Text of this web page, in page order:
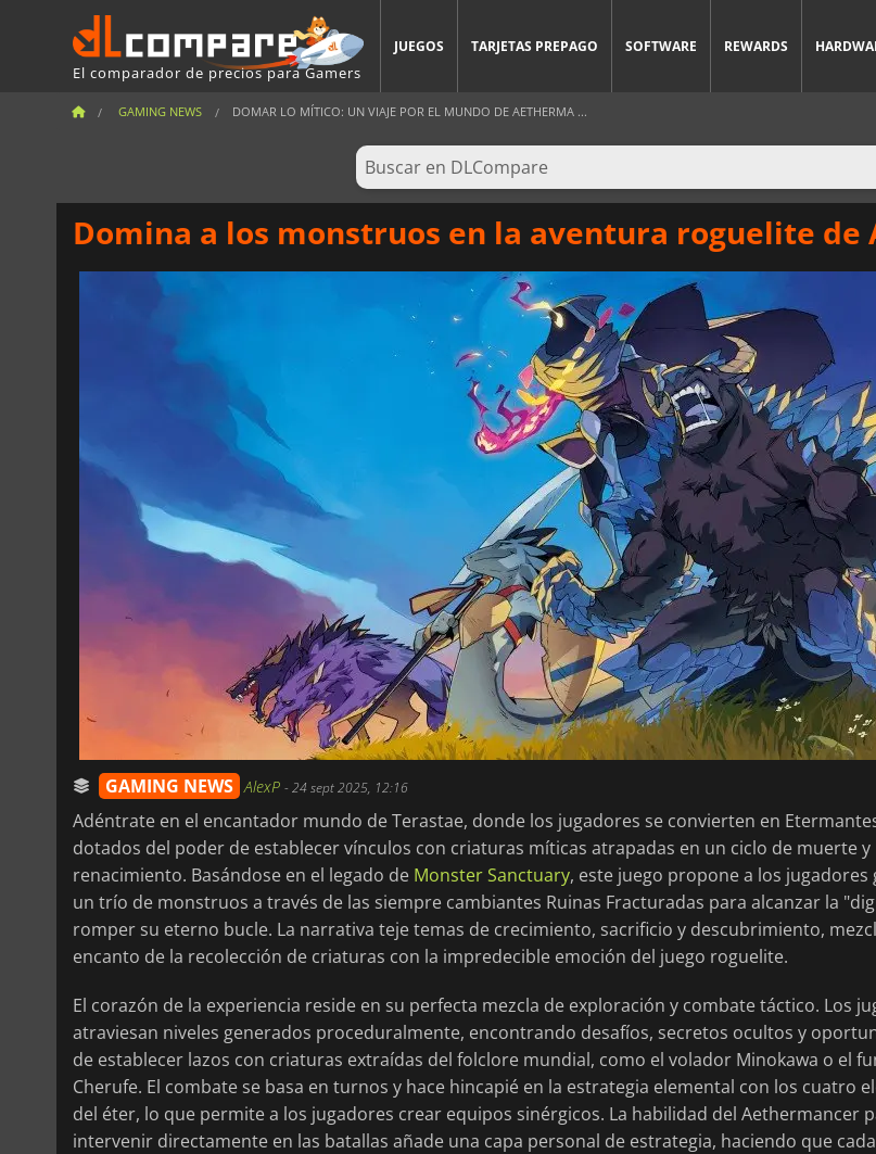
El comparador de precios para Gamers
JUEGOS TARJETAS PREPAGO SOFTWARE REWARDS
GAMING NEWS DOMAR LO MÍTICO: UN VIAJE POR EL MUNDO DE AETHERMA ...
Domina a los monstruos en la aventura roguelite de
GAMING NEWS AlexP -24 sept 2025, 12:16
Adéntrate en el encantador mundo de Terastae, donde los jugadores se convierten en
dotados del poder de establecer vínculos con criaturas míticas atrapadas en un ciclo de muerte y
renacimiento. Basándose en el legado de Monster Sanctuary, este juego propone a los jugadores
un trío de monstruos a través de las siempre cambiantes Ruinas Fracturadas para alcanzar la
romper su eterno bucle. La narrativa teje temas de crecimiento, sacrificio y descubrimiento,
encanto de la recolección de criaturas con la impredecible emoción del juego roguelite.
El corazón de la experiencia reside en su perfecta mezcla de exploración y combate táctico. Los
atraviesan niveles generados proceduralmente, encontrando desafíos, secretos ocultos y
de establecer lazos con criaturas extraídas del folclore mundial, como el volador Minokawa o el
Cherufe. El combate se basa en turnos y hace hincapié en la estrategia elemental con los cuatro
del éter, lo que permite a los jugadores crear equipos sinérgicos. La habilidad del Aethermancer
intervenir directamente en las batallas añade una capa personal de estrategia, haciendo que cada